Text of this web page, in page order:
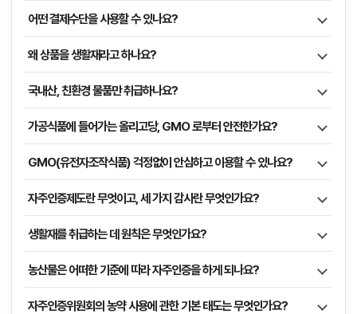
어떤 결제수단을 사용할 수 있나요?
왜 상품을 생활재라고 하나요?
국내산, 친환경 물품만 취급하나요?
가공식품에 들어가는 올리고당, GMO 로부터 안전한가요?
GMO(유전자조작식품) 걱정없이 안심하고 이용할 수 있나요?
자주인증제도란 무엇이고, 세 가지 감사란 무엇인가요?
생활재를 취급하는 데 원칙은 무엇인가요?
농산물은 어떠한 기준에 따라 자주인증을 하게 되나요?
자주인증위원회의 농약 사용에 관한 기본 태도는 무엇인가요?